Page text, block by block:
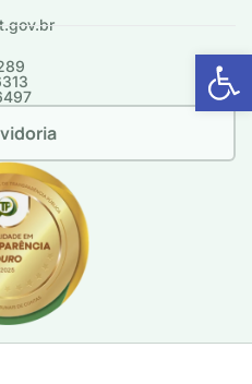
Abrir